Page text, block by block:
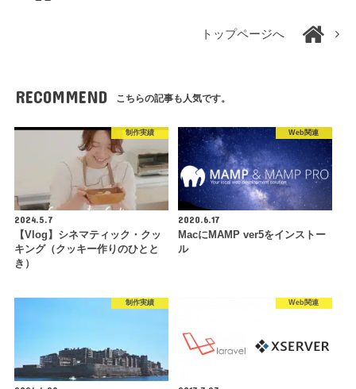
トップページへ
RECOMMEND こちらの記事も人気です。
制作実績
2024.5.7
【Vlog】シネマティック・クッ
キング（クッキー作りのひとと
き）
Web関連
2020.6.17
MacにMAMP ver5をインストー
ル
制作実績 Web関連